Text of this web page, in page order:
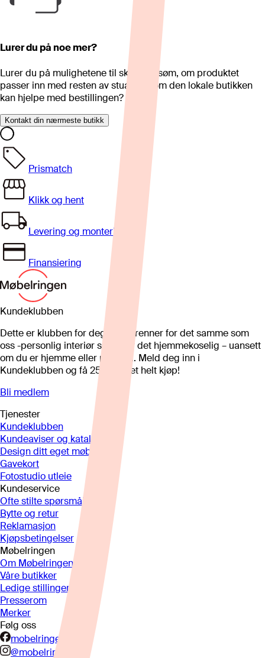
Lurer du på noe mer?
Lurer du på mulighetene til skreddersøm, om produktet
passer inn med resten av stua eller om den lokale butikken
kan hjelpe med bestillingen?
Kontakt din nærmeste butikk
Prismatch
Klikk og hent
Levering og montering
Finansiering
Kundeklubben
Dette er klubben for deg som brenner for det samme som
oss -personlig interiør som gjør det hjemmekoselig – uansett
om du er hjemme eller på hytta. Meld deg inn i
Kundeklubben og få 25%* på et helt kjøp!
Bli medlem
Tjenester
Kundeklubben
Kundeaviser og kataloger
Design ditt eget møbel
Gavekort
Fotostudio utleie
Kundeservice
Ofte stilte spørsmål
Bytte og retur
Reklamasjon
Kjøpsbetingelser
Møbelringen
Om Møbelringen
Våre butikker
Ledige stillinger
Presserom
Merker
Følg oss
mobelringen.no
@mobelringen